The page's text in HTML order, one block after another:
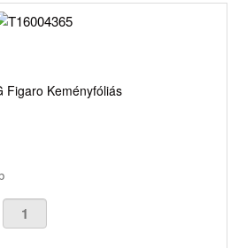
Figaro Keményfóliás